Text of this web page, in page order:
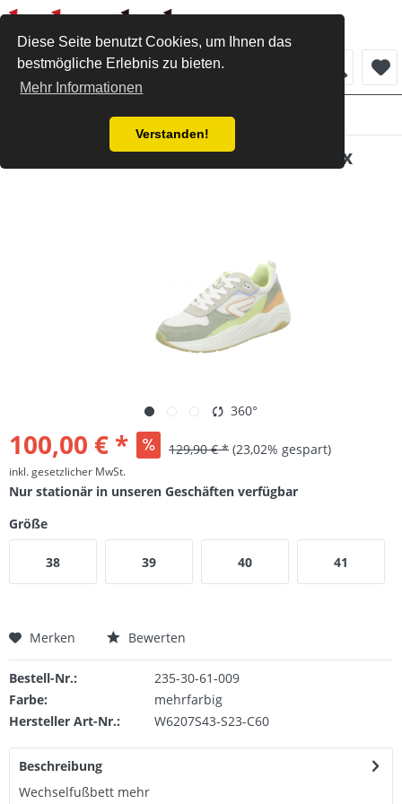
Diese Seite benutzt Cookies, um Ihnen das
bestmögliche Erlebnis zu bieten.
Mehr Informationen
Verstanden!
Menü
HUB Sneaker offwhite-abystone-wax
360°
100,00 € * 129,90 € * (23,02% gespart)
inkl. gesetzlicher MwSt.
Nur stationär in unseren Geschäften verfügbar
Größe
38 39 40 41
Merken Bewerten
Bestell-Nr.:
235-30-61-009
Farbe:
mehrfarbig
Hersteller Art-Nr.:
W6207S43-S23-C60
Beschreibung
Wechselfußbett mehr